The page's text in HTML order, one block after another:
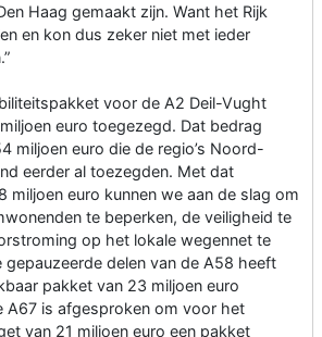
Haag gemaakt zijn. Want het Rijk
en kon dus zeker niet met ieder
voor de A2 Deil-Vught
euro toegezegd. Dat bedrag
miljoen euro die de regio’s Noord-
eerder al toezegden. Met dat
miljoen euro kunnen we aan de slag om
te beperken, de veiligheid te
op het lokale wegennet te
gepauzeerde delen van de A58 heeft
pakket van 23 miljoen euro
A67 is afgesproken om voor het
van 21 miljoen euro een pakket